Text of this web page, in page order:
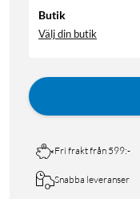
Butik
Välj din butik
Fri frakt från 599:-
Snabba leveranser